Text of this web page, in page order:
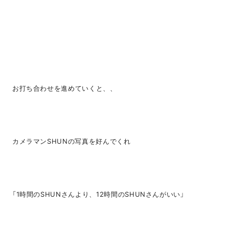
お打ち合わせを進めていくと、、
カメラマンSHUNの写真を好んでくれ
「1時間のSHUNさんより、12時間のSHUNさんがいい」